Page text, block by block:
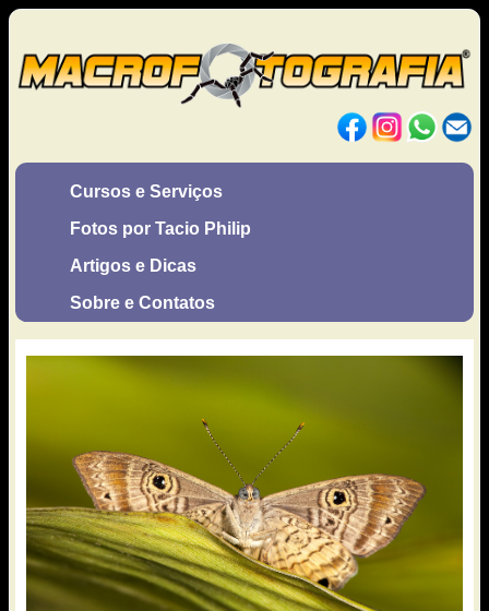
Cursos e Serviços
Fotos por Tacio Philip
Artigos e Dicas
Sobre e Contatos